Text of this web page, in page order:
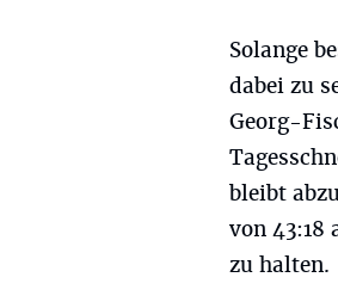
Solange
dabei zu
Georg-
bleibt
von 43:18
zu halten.